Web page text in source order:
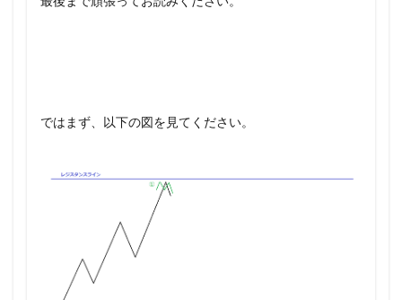
ではまず、以下の図を見てください。